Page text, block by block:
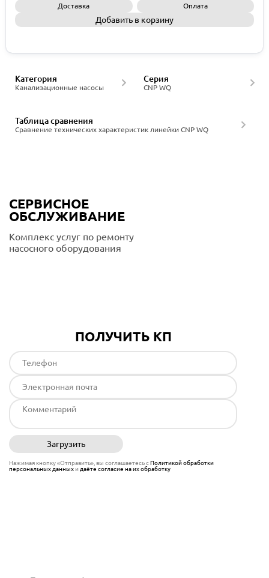
Доставка Оплата
Добавить в корзину
Канализационные насосы
Категория
CNP WQ
Серия
Сравнение технических характеристик линейки CNP WQ
Таблица сравнения
СЕРВИСНОЕ
ОБСЛУЖИВАНИЕ
Комплекс услуг по ремонту
насосного оборудования
ПОЛУЧИТЬ КП
Загрузить
Нажимая кнопку «Отправить», вы соглашаетесь сПолитикой обработки
персональных данныхи даёте согласие на их обработку